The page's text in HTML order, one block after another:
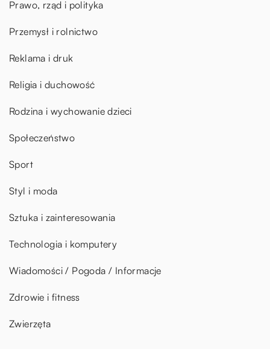
Prawo, rząd i polityka
Przemysł i rolnictwo
Reklama i druk
Religia i duchowość
Rodzina i wychowanie dzieci
Społeczeństwo
Sport
Styl i moda
Sztuka i zainteresowania
Technologia i komputery
Wiadomości / Pogoda / Informacje
Zdrowie i fitness
Zwierzęta